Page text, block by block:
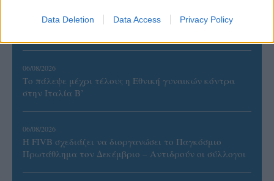
Data Deletion Data Access Privacy Policy
«Αντίο» με ήττα για τις διεθνείς μας στο τουρνουά του
06/08/2026
Το πάλεψε μέχρι τέλους η Εθνική γυναικών κόντρα
στην Ιταλία Β’
06/08/2026
Η FIVB σχεδιάζει να διοργανώσει το Παγκόσμιο
Πρωτάθλημα τον Δεκέμβριο – Αντιδρούν οι σύλλογοι